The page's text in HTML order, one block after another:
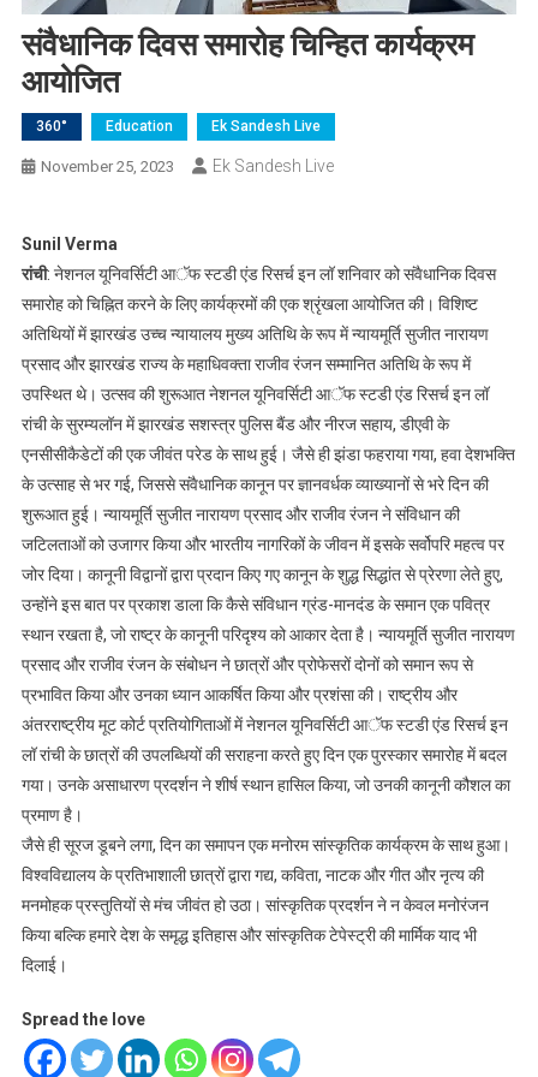
संवैधानिक दिवस समारोह चिन्हित कार्यक्रम
आयोजित
360° Education Ek Sandesh Live
November 25, 2023 Ek Sandesh Live
Sunil Verma
रांची: नेशनल यूनिवर्सिटी आॅफ स्टडी एंड रिसर्च इन लॉ शनिवार को संवैधानिक दिवस
समारोह को चिह्नित करने के लिए कार्यक्रमों की एक श्रृंखला आयोजित की। विशिष्ट
अतिथियों में झारखंड उच्च न्यायालय मुख्य अतिथि के रूप में न्यायमूर्ति सुजीत नारायण
प्रसाद और झारखंड राज्य के महाधिवक्ता राजीव रंजन सम्मानित अतिथि के रूप में
उपस्थित थे। उत्सव की शुरूआत नेशनल यूनिवर्सिटी आॅफ स्टडी एंड रिसर्च इन लॉ
रांची के सुरम्यलॉन में झारखंड सशस्त्र पुलिस बैंड और नीरज सहाय, डीएवी के
एनसीसीकैडेटों की एक जीवंत परेड के साथ हुई। जैसे ही झंडा फहराया गया, हवा देशभक्ति
के उत्साह से भर गई, जिससे संवैधानिक कानून पर ज्ञानवर्धक व्याख्यानों से भरे दिन की
शुरूआत हुई। न्यायमूर्ति सुजीत नारायण प्रसाद और राजीव रंजन ने संविधान की
जटिलताओं को उजागर किया और भारतीय नागरिकों के जीवन में इसके सर्वोपरि महत्व पर
जोर दिया। कानूनी विद्वानों द्वारा प्रदान किए गए कानून के शुद्ध सिद्धांत से प्रेरणा लेते हुए,
उन्होंने इस बात पर प्रकाश डाला कि कैसे संविधान ग्रंड-मानदंड के समान एक पवित्र
स्थान रखता है, जो राष्ट्र के कानूनी परिदृश्य को आकार देता है। न्यायमूर्ति सुजीत नारायण
प्रसाद और राजीव रंजन के संबोधन ने छात्रों और प्रोफेसरों दोनों को समान रूप से
प्रभावित किया और उनका ध्यान आकर्षित किया और प्रशंसा की। राष्ट्रीय और
अंतरराष्ट्रीय मूट कोर्ट प्रतियोगिताओं में नेशनल यूनिवर्सिटी आॅफ स्टडी एंड रिसर्च इन
लॉ रांची के छात्रों की उपलब्धियों की सराहना करते हुए दिन एक पुरस्कार समारोह में बदल
गया। उनके असाधारण प्रदर्शन ने शीर्ष स्थान हासिल किया, जो उनकी कानूनी कौशल का
प्रमाण है।
जैसे ही सूरज डूबने लगा, दिन का समापन एक मनोरम सांस्कृतिक कार्यक्रम के साथ हुआ।
विश्वविद्यालय के प्रतिभाशाली छात्रों द्वारा गद्य, कविता, नाटक और गीत और नृत्य की
मनमोहक प्रस्तुतियों से मंच जीवंत हो उठा। सांस्कृतिक प्रदर्शन ने न केवल मनोरंजन
किया बल्कि हमारे देश के समृद्ध इतिहास और सांस्कृतिक टेपेस्ट्री की मार्मिक याद भी
दिलाई।
Spread the love